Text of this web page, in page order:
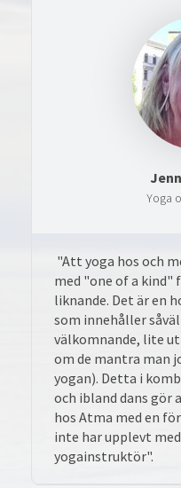
Yoga
"Att yoga hos och
med "one of a kind"
liknande. Det är en
som innehåller
välkomnande, lite
om de mantra man
yogan). Detta i
och ibland dans gör
hos Atma med en
inte har upplevt
yogainstruktör".